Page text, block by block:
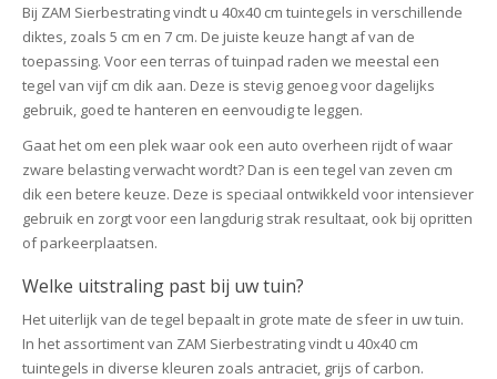
Bij ZAM Sierbestrating vindt u 40x40 cm tuintegels in verschillende
diktes, zoals 5 cm en 7 cm. De juiste keuze hangt af van de
toepassing. Voor een terras of tuinpad raden we meestal een
tegel van vijf cm dik aan. Deze is stevig genoeg voor dagelijks
gebruik, goed te hanteren en eenvoudig te leggen.
Gaat het om een plek waar ook een auto overheen rijdt of waar
zware belasting verwacht wordt? Dan is een tegel van zeven cm
dik een betere keuze. Deze is speciaal ontwikkeld voor intensiever
gebruik en zorgt voor een langdurig strak resultaat, ook bij opritten
of parkeerplaatsen.
Welke uitstraling past bij uw tuin?
Het uiterlijk van de tegel bepaalt in grote mate de sfeer in uw tuin.
In het assortiment van ZAM Sierbestrating vindt u 40x40 cm
tuintegels in diverse kleuren zoals antraciet, grijs of carbon.